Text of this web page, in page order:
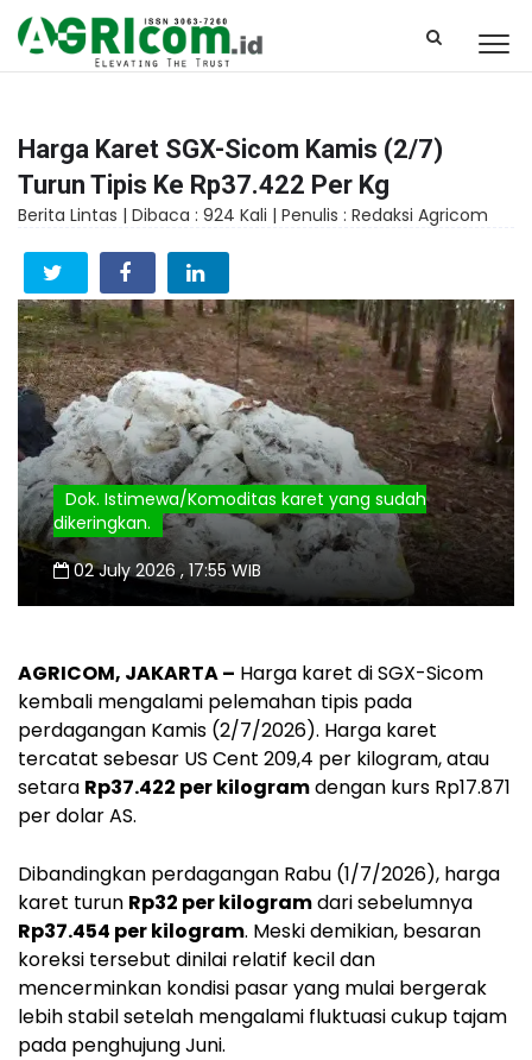
Harga Karet SGX-Sicom Kamis (2/7)
Turun Tipis Ke Rp37.422 Per Kg
Berita Lintas | Dibaca : 924 Kali | Penulis : Redaksi Agricom
Dok. Istimewa/Komoditas karet yang sudah
dikeringkan.
02 July 2026 , 17:55 WIB
AGRICOM, JAKARTA – Harga karet di SGX-Sicom
kembali mengalami pelemahan tipis pada
perdagangan Kamis (2/7/2026). Harga karet
tercatat sebesar US Cent 209,4 per kilogram, atau
setara Rp37.422 per kilogramdengan kurs Rp17.871
per dolar AS.
Dibandingkan perdagangan Rabu (1/7/2026), harga
karet turun Rp32 per kilogramdari sebelumnya
Rp37.454 per kilogram. Meski demikian, besaran
koreksi tersebut dinilai relatif kecil dan
mencerminkan kondisi pasar yang mulai bergerak
lebih stabil setelah mengalami fluktuasi cukup tajam
pada penghujung Juni.